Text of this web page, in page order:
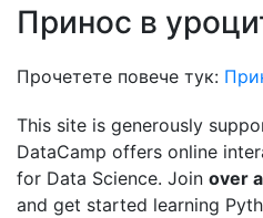
Принос в
Прочетете повече тук:
This site is generously
DataCamp offers online
for Data Science. Join over
and get started learning